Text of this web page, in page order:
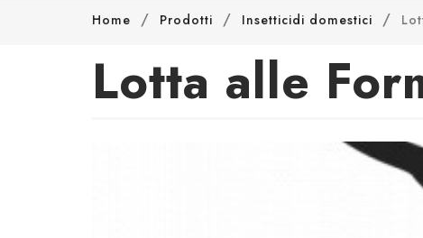
Home Prodotti Insetticidi domestici
Lotta alle